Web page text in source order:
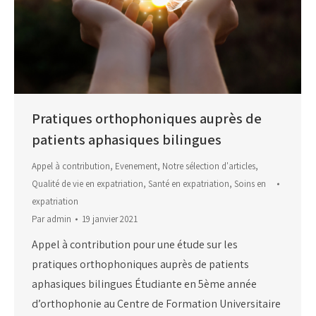
Pratiques orthophoniques auprès de
patients aphasiques bilingues
Appel à contribution, Evenement, Notre sélection d'articles,
Qualité de vie en expatriation, Santé en expatriation, Soins en
expatriation
Paradmin 19 janvier 2021
Appel à contribution pour une étude sur les
pratiques orthophoniques auprès de patients
aphasiques bilingues Étudiante en 5ème année
d’orthophonie au Centre de Formation Universitaire